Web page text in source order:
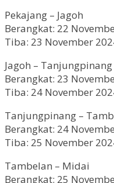
Pekajang – Jagoh
Berangkat: 22
Tiba: 23 November
Jagoh – Tanjungpinang
Berangkat: 23
Tiba: 24 November
Tanjungpinang –
Berangkat: 24
Tiba: 25 November
Tambelan – Midai
Berangkat: 25